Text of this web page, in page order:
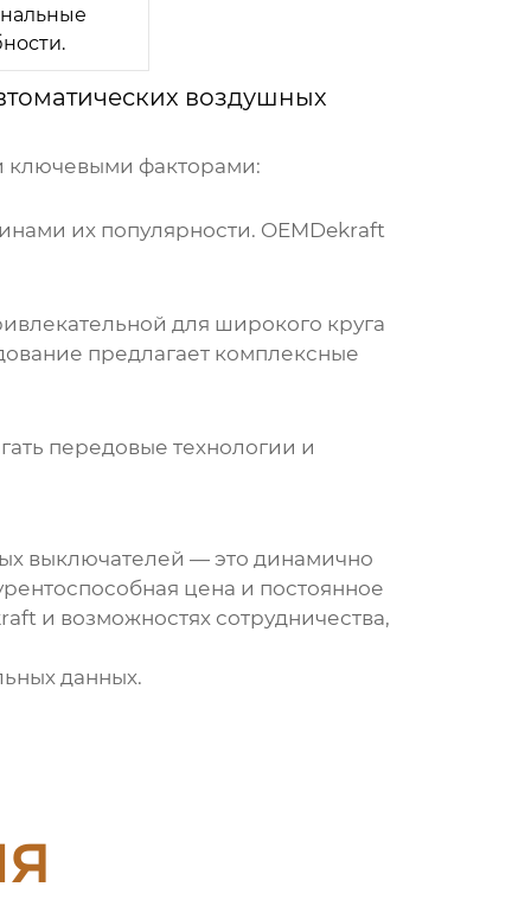
воздушных
ключевыми факторами:
их популярности. OEMDekraft
для широкого круга
предлагает комплексные
передовые технологии и
выключателей — это динамично
цена и постоянное
и возможностях сотрудничества,
данных.